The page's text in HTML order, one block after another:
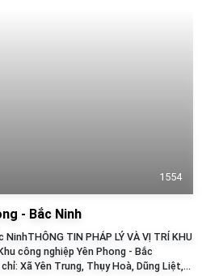
1554
- Bắc Ninh
TIN PHÁP LÝ VÀ VỊ TRÍ KHU
công nghiệp Yên Phong - Bắc
Xã Yên Trung, Thụy Hoà, Dũng Liệt,